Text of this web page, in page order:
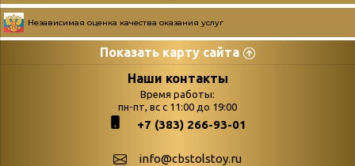
Независимая оценка качества оказания услуг
Показать карту сайта
Страницы
podvedenie-itogov-festivalya-
paskhalnaya-palitra
поступлений
Война. Народ.
Наши контакты
Время работы:
пн-пт, вс с 11:00 до 19:00
+7 (383) 266-93-01
info@cbstolstoy.ru